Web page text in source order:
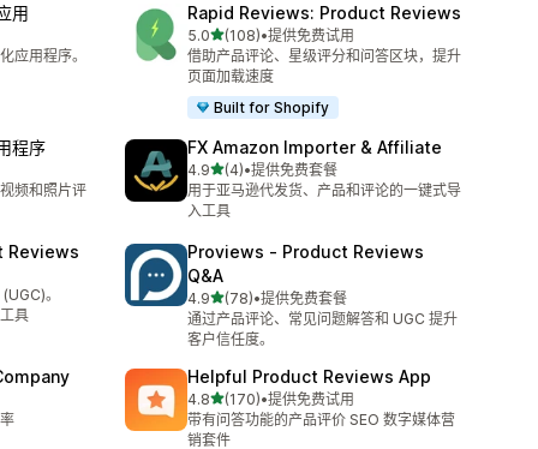
用
应用程序。
Rapid Reviews: Product Reviews
5.0星（满分 5 星）
(108)
总共 108 条评论
•提供免费试用
借助产品评论、星级评分和问答区块，提升
页面加载速度
Built for Shopify
程序
频和照片评
FX Amazon Importer & Affiliate
4.9星（满分 5 星）
(4)
总共 4 条评论
•提供免费套餐
用于亚马逊代发货、产品和评论的一键式导
入工具
Reviews
。
具
Proviews ‑ Product Reviews
Q&A
4.9星（满分 5 星）
(78)
总共 78 条评论
•提供免费套餐
通过产品评论、常见问题解答和 UGC 提升
客户信任度。
Helpful Product Reviews App
4.8星（满分 5 星）
(170)
总共 170 条评论
•提供免费试用
带有问答功能的产品评价 SEO 数字媒体营
销套件